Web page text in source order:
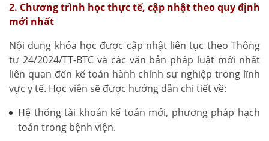
2. Chương trình học thực tế, cập nhật theo quy định
mới nhất
Nội dung khóa học được cập nhật liên tục theo Thông
tư 24/2024/TT-BTC và các văn bản pháp luật mới nhất
liên quan đến kế toán hành chính sự nghiệp trong lĩnh
vực y tế. Học viên sẽ được hướng dẫn chi tiết về:
Hệ thống tài khoản kế toán mới, phương pháp hạch
toán trong bệnh viện.